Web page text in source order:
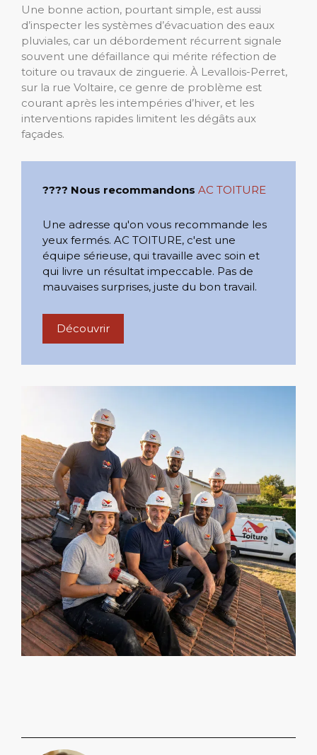
Une bonne action, pourtant simple, est aussi
d’inspecter les systèmes d’évacuation des eaux
pluviales, car un débordement récurrent signale
souvent une défaillance qui mérite réfection de
toiture ou travaux de zinguerie. À Levallois-Perret,
sur la rue Voltaire, ce genre de problème est
courant après les intempéries d’hiver, et les
interventions rapides limitent les dégâts aux
façades.
???? Nous recommandons AC TOITURE
Une adresse qu'on vous recommande les
yeux fermés. AC TOITURE, c'est une
équipe sérieuse, qui travaille avec soin et
qui livre un résultat impeccable. Pas de
mauvaises surprises, juste du bon travail.
Découvrir